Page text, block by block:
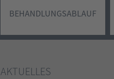
BEHANDLUNGSABLAUF
AKTUELLES